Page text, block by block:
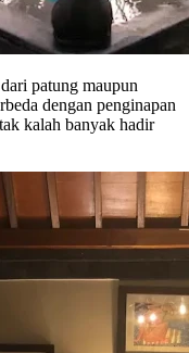
patung maupun
dengan penginapan
kalah banyak hadir